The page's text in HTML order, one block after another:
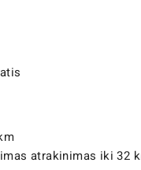
atrakinimas iki 32